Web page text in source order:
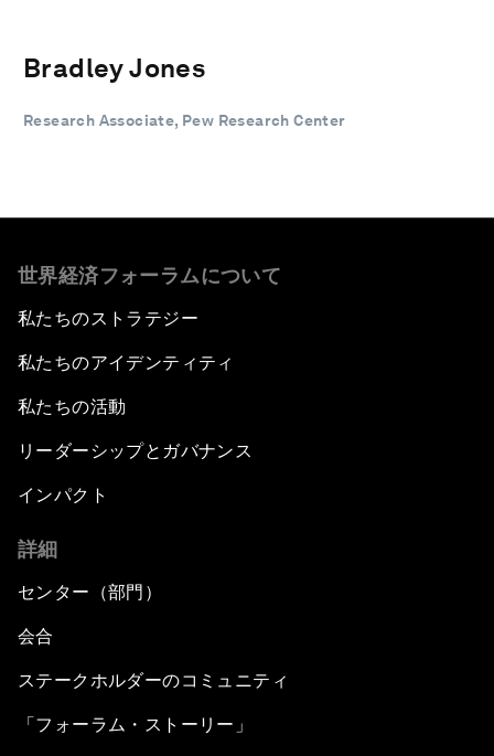
Bradley Jones
Research Associate, Pew Research Center
世界経済フォーラムについて
私たちのストラテジー
私たちのアイデンティティ
私たちの活動
リーダーシップとガバナンス
インパクト
詳細
センター（部門）
会合
ステークホルダーのコミュニティ
「フォーラム・ストーリー」